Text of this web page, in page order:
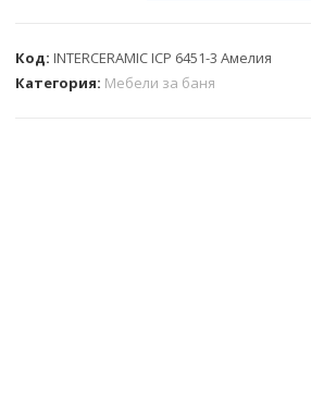
Код: INTERCERAMIC ICP 6451-3 Амелия
Категория: Мебели за баня